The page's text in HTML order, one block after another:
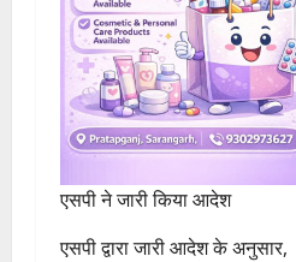
एसपी ने जारी किया आदेश
एसपी द्वारा जारी आदेश के अनुसार,